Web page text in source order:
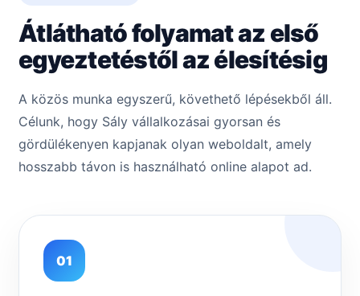
Átlátható folyamat az első
egyeztetéstől az élesítésig
A közös munka egyszerű, követhető lépésekből áll.
Célunk, hogy Sály vállalkozásai gyorsan és
gördülékenyen kapjanak olyan weboldalt, amely
hosszabb távon is használható online alapot ad.
01